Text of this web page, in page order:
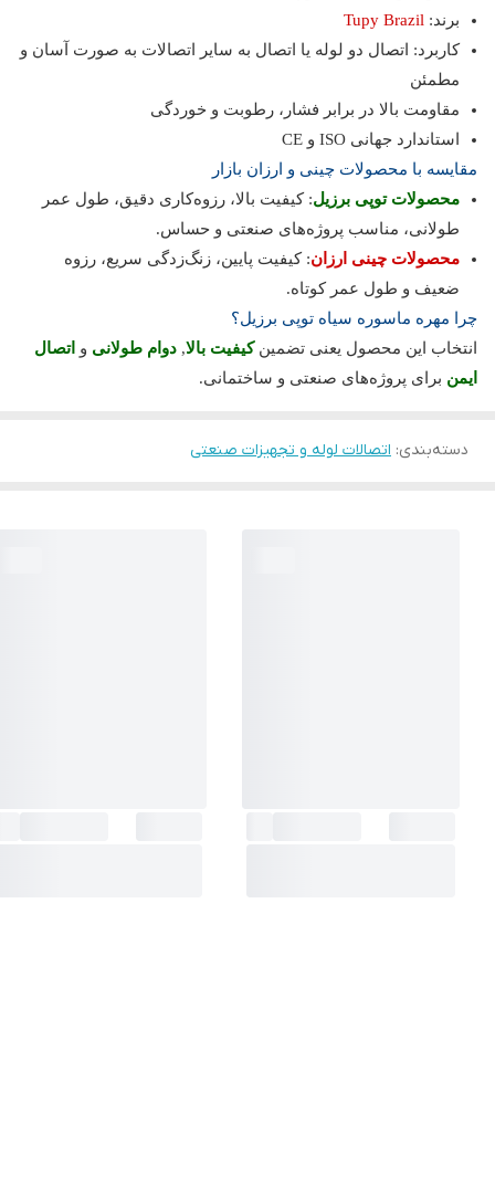
برند: Tupy Brazil
کاربرد: اتصال دو لوله یا اتصال به سایر اتصالات به صورت آسان و
مطمئن
مقاومت بالا در برابر فشار، رطوبت و خوردگی
استاندارد جهانی ISO و CE
مقایسه با محصولات چینی و ارزان بازار
محصولات توپی برزیل: کیفیت بالا، رزوه‌کاری دقیق، طول عمر
طولانی، مناسب پروژه‌های صنعتی و حساس.
محصولات چینی ارزان: کیفیت پایین، زنگ‌زدگی سریع، رزوه
ضعیف و طول عمر کوتاه.
چرا مهره ماسوره سیاه توپی برزیل؟
انتخاب این محصول یعنی تضمینکیفیت بالا, دوام طولانی و اتصال
ایمن برای پروژه‌های صنعتی و ساختمانی.
دسته‌بندی: اتصالات لوله و تجهیزات صنعتی